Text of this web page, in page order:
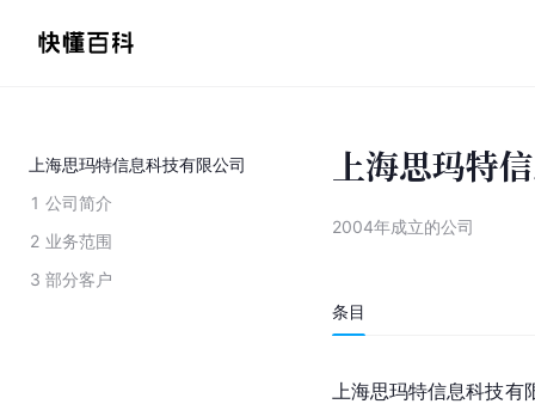
上海思玛特信息科技有限公司
1 公司简介
2 业务范围
3 部分客户
上海思玛特
2004年成立的公司
条目
上海思玛特信息科技